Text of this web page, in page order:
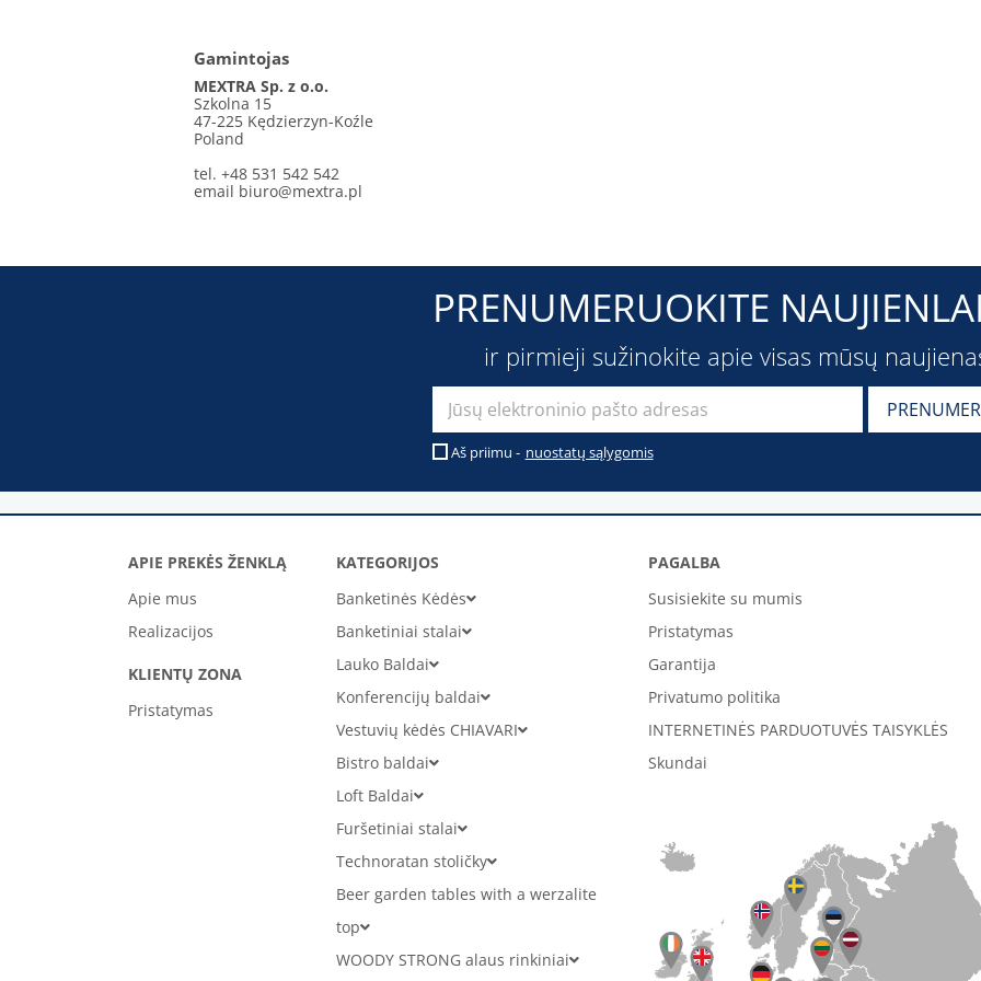
Gamintojas
MEXTRA Sp. z o.o.
Szkolna 15
47-225 Kędzierzyn-Koźle
Poland
tel. +48 531 542 542
email biuro@mextra.pl
PRENUMERUOKITE
ir pirmieji sužinokite apie visas mūsų
Aš priimu - nuostatų sąlygomis
APIE PREKĖS ŽENKLĄ
Apie mus
Realizacijos
KLIENTŲ ZONA
Pristatymas
KATEGORIJOS
Banketinės Kėdės
Banketiniai stalai
Lauko Baldai
Konferencijų baldai
Vestuvių kėdės CHIAVARI
Bistro baldai
Loft Baldai
Furšetiniai stalai
Technoratan stoličky
Beer garden tables with a werzalite
top
WOODY STRONG alaus rinkiniai
PAGALBA
Susisiekite su mumis
Pristatymas
Garantija
Privatumo politika
INTERNETINĖS PARDUOTUVĖS TAISYKLĖS
Skundai